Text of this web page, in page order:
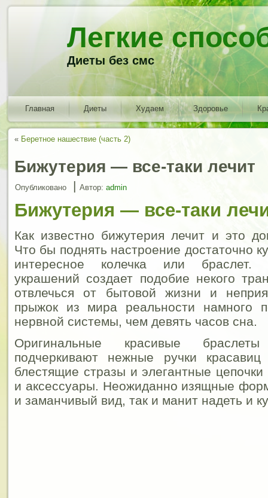
Легкие
Диеты без смс
Главная Диеты Худаем Здоровье
« Беретное нашествие (часть 2)
Бижутерия — все-таки лечит
Опубликовано | Автор: admin
Бижутерия — все-таки
Как известно бижутерия лечит и это
Что бы поднять настроение достаточно
интересное колечка или браслет.
украшений создает подобие некого
отвлечься от бытовой жизни и
прыжок из мира реальности намного
нервной системы, чем девять часов сна.
Оригинальные красивые
подчеркивают нежные ручки
блестящие стразы и элегантные
и аксессуары. Неожиданно изящные
и заманчивый вид, так и манит надеть и